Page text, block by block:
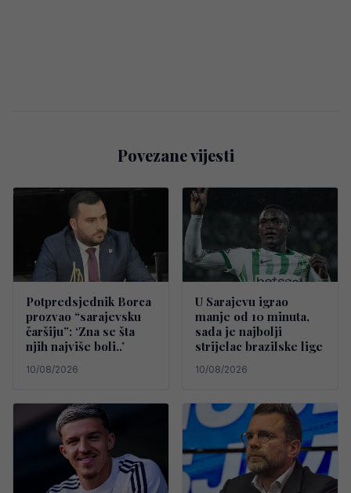
Povezane vijesti
Potpredsjednik Borca
prozvao “sarajevsku
čaršiju”: ‘Zna se šta
njih najviše boli..’
10/08/2026
U Sarajevu igrao
manje od 10 minuta,
sada je najbolji
strijelac brazilske lige
10/08/2026